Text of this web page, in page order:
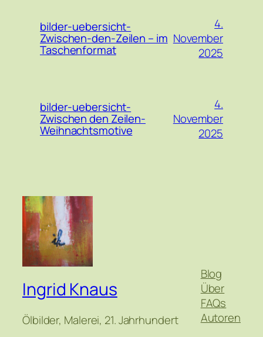
bilder-uebersicht-
Zwischen-den-Zeilen – im
Taschenformat
4.
November
2025
bilder-uebersicht-
Zwischen den Zeilen-
Weihnachtsmotive
4.
November
2025
Ingrid Knaus
Ölbilder, Malerei, 21. Jahrhundert
Blog
Über
FAQs
Autoren